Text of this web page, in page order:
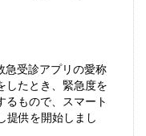
急受診アプリの愛称
したとき、緊急度を
もので、スマート
提供を開始しまし